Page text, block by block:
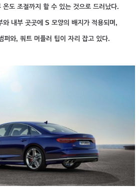
온도 조절까지 할 수 있는 것으로 드러났다.
내부 곳곳에 S 모양의 배지가 적용되며,
퍼와, 쿼트 머플러 팁이 자리 잡고 있다.